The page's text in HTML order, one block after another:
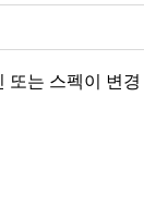
는 스펙이 변